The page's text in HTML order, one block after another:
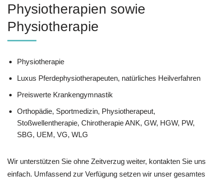
Physiotherapien sowie
Physiotherapie
Physiotherapie
Luxus Pferdephysiotherapeuten, natürliches Heilverfahren
Preiswerte Krankengymnastik
Orthopädie, Sportmedizin, Physiotherapeut,
Stoßwellentherapie, Chirotherapie ANK, GW, HGW, PW,
SBG, UEM, VG, WLG
Wir unterstützen Sie ohne Zeitverzug weiter, kontakten Sie uns
einfach. Umfassend zur Verfügung setzen wir unser gesamtes